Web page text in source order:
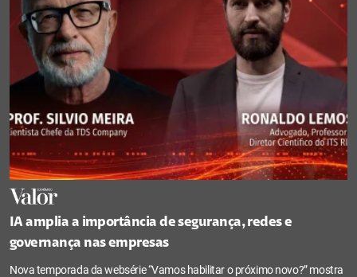
IA amplia a importância de segurança, redes e
governança nas empresas
Nova temporada da websérie “Vamos habilitar o próximo novo?” mostra